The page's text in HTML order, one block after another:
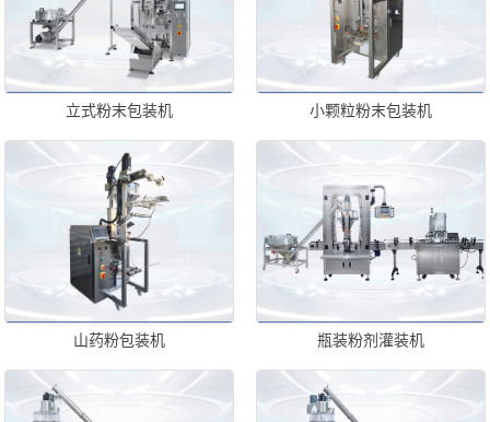
立式粉末包装机 小颗粒粉末包装机
山药粉包装机 瓶装粉剂灌装机